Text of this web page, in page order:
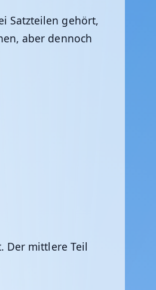
Satzteilen gehört,
aber dennoch
Der mittlere Teil